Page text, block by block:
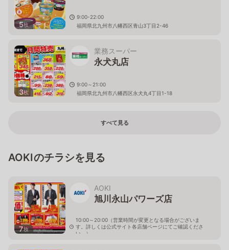
5枚
9:00-22:00
福岡県北九州市八幡西区青山3丁目2-46
3枚
業務スーパー
永犬丸店
9:00～21:00
福岡県北九州市八幡西区永犬丸4丁目1-18
すべて見る
AOKIのチラシを見る
7枚
AOKI
旭川永山パワーズ店
10:00～20:00（営業時間が変更となる場合がございま
す。詳しくは公式サイト各店舗ページにてご確認くださ
い。）